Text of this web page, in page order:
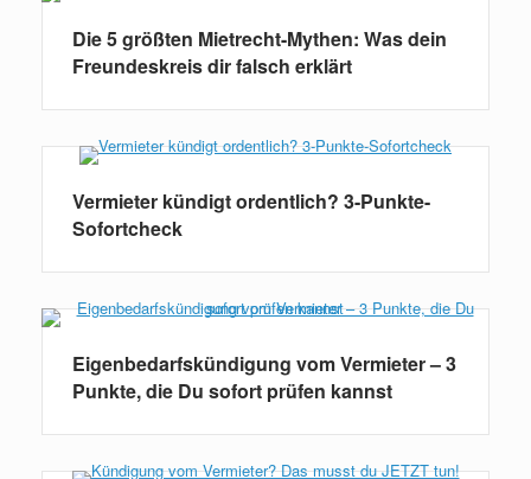
Die 5 größten Mietrecht-Mythen: Was dein
Freundeskreis dir falsch erklärt
Vermieter kündigt ordentlich? 3-Punkte-
Sofortcheck
Eigenbedarfskündigung vom Vermieter – 3
Punkte, die Du sofort prüfen kannst